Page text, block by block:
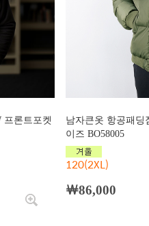
프론트포켓
남자큰옷 항공패딩
이즈 BO58005
120(2XL)
￦86,000